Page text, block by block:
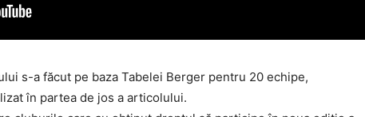
s-a făcut pe baza Tabelei Berger pentru 20 echipe,
în partea de jos a articolului.